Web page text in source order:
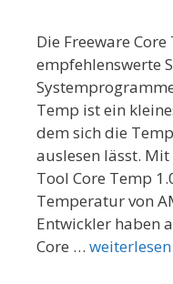
Die Freeware
empfehlenswerte
Temp ist ein
dem sich die
auslesen lässt.
Tool Core Temp
Temperatur von
Entwickler haben
Core … weiterlesen